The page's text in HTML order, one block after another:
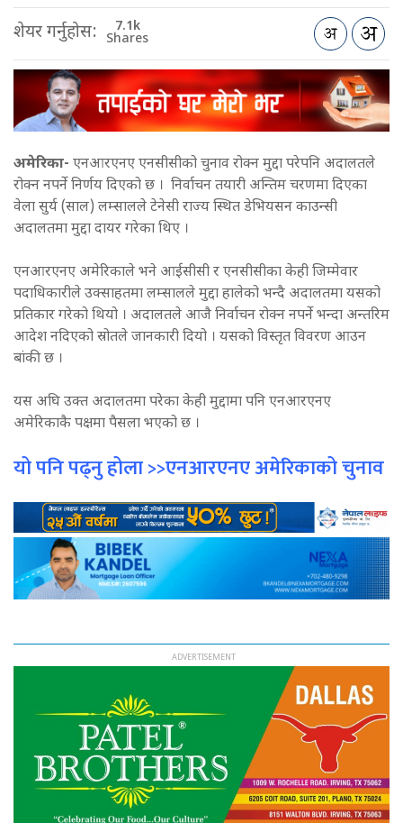
शेयर गर्नुहोस: 7.1k
Shares
अमेरिका- एनआरएनए एनसीसीको चुनाव रोक्न मुद्दा परेपनि अदालतले
रोक्न नपर्ने निर्णय दिएको छ । निर्वाचन तयारी अन्तिम चरणमा दिएका
वेला सुर्य (साल) लम्सालले टेनेसी राज्य स्थित डेभियसन काउन्सी
अदालतमा मुद्दा दायर गरेका थिए ।
एनआरएनए अमेरिकाले भने आईसीसी र एनसीसीका केही जिम्मेवार
पदाधिकारीले उक्साहतमा लम्सालले मुद्दा हालेको भन्दै अदालतमा यसको
प्रतिकार गरेको थियो । अदालतले आजै निर्वाचन रोक्न नपर्ने भन्दा अन्तरिम
आदेश नदिएको स्रोतले जानकारी दियो । यसको विस्तृत विवरण आउन
बांकी छ ।
यस अघि उक्त अदालतमा परेका केही मुद्दामा पनि एनआरएनए
अमेरिकाकै पक्षमा पैसला भएको छ ।
यो पनि पढ्नु होला >>एनआरएनए अमेरिकाको चुनाव